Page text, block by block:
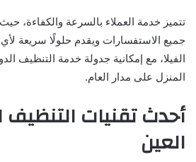
تتميز خدمة العملاء بالسرعة
جميع الاستفسارات ويقدم حلولًا سريعة
الفيلا، مع إمكانية جدولة خدمة التنظيف
المنزل على مدار العام.
أحدث تقنيات التنظيف
العين